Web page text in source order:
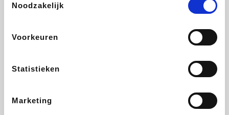
Noodzakelijk
Voorkeuren
Statistieken
Marketing
Brussels Airlines
ZEB Get Your Guide